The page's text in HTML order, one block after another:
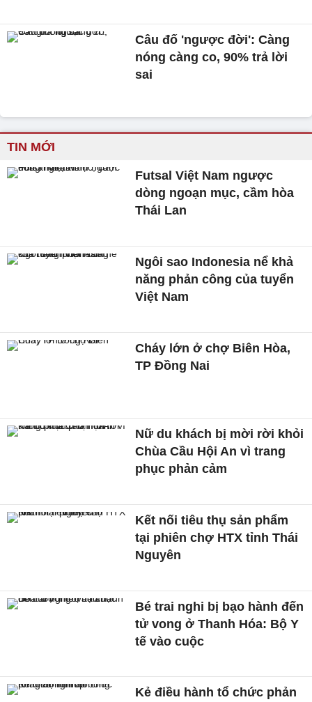
Câu đố 'ngược đời': Càng
nóng càng co, 90% trả lời
sai
TIN MỚI
Futsal Việt Nam ngược
dòng ngoạn mục, cầm hòa
Thái Lan
Ngôi sao Indonesia nể khả
năng phản công của tuyển
Việt Nam
Cháy lớn ở chợ Biên Hòa,
TP Đồng Nai
Nữ du khách bị mời rời khỏi
Chùa Cầu Hội An vì trang
phục phản cảm
Kết nối tiêu thụ sản phẩm
tại phiên chợ HTX tỉnh Thái
Nguyên
Bé trai nghi bị bạo hành đến
tử vong ở Thanh Hóa: Bộ Y
tế vào cuộc
Kẻ điều hành tổ chức phản